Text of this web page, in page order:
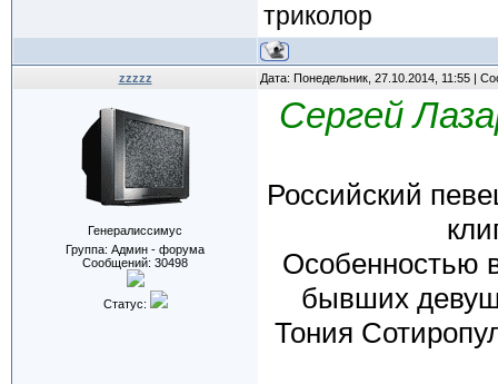
триколор
zzzzz Дата: Понедельник, 27.10.2014, 11:55 |
Генералиссимус
Группа: Админ - форума
Сообщений: 30498
Статус:
Сергей
Российский
Особенностью
бывших
Тония